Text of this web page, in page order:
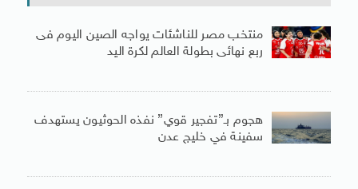
منتخب مصر للناشئات يواجه الصين اليوم فى
ربع نهائى بطولة العالم لكرة اليد
هجوم بـ”تفجير قوي” نفذه الحوثيون يستهدف
سفينة في خليج عدن